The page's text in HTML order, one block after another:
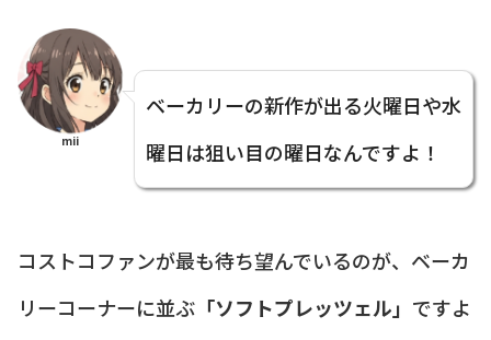
mii
ベーカリーの新作が出る火曜日や水
曜日は狙い目の曜日なんですよ！
コストコファンが最も待ち望んでいるのが、ベーカ
リーコーナーに並ぶ 「ソフトプレッツェル」 ですよ